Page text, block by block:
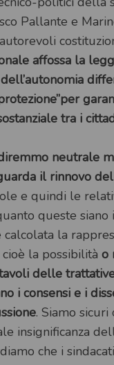
Pallante e
affossa la
tra i
neutrale
il rinnovo
e quindi le
queste siano
calcolata la
la possibilità o
delle
i consensi e i
. Siamo
insignificanza
che i